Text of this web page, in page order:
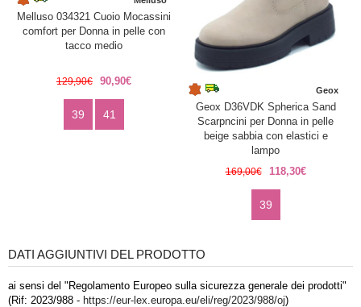
Melluso 034321 Cuoio Mocassini
comfort per Donna in pelle con
tacco medio
129,90€ 90,90€
39 41
Geox
Geox D36VDK Spherica Sand
Scarpncini per Donna in pelle
beige sabbia con elastici e
lampo
169,00€ 118,30€
39
DATI AGGIUNTIVI DEL PRODOTTO
ai sensi del "Regolamento Europeo sulla sicurezza generale dei prodotti"
(Rif: 2023/988 - https://eur-lex.europa.eu/eli/reg/2023/988/oj)